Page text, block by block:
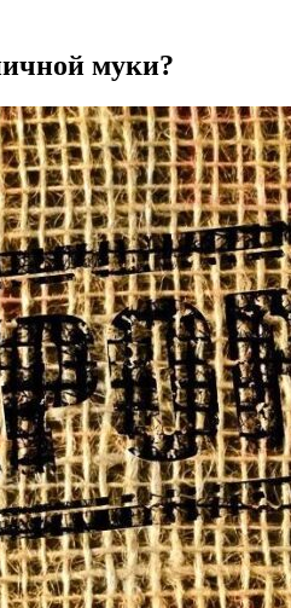
муки?